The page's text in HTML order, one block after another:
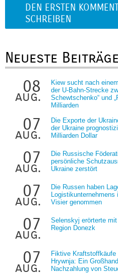
DEN ERSTEN
SCHREIBEN
Neueste Beiträge
08
aug.
Kiew sucht nach
der U-Bahn-Strecke
Schewtschenko“ und
Milliarden
07
aug.
Die Exporte der
der Ukraine
Milliarden Dollar
07
aug.
Die Russische
persönliche
Ukraine zerstört
07
aug.
Die Russen haben
Logistikunternehmens
Visier genommen
07
aug.
Selenskyj erörterte
Region Donezk
07
aug.
Fiktive Kraftstoffkäufe
Hrywnja: Ein
Nachzahlung von